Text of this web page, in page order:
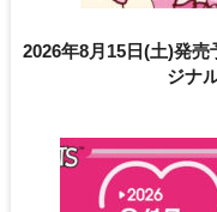
2026年8月15日(土)発
ジナ